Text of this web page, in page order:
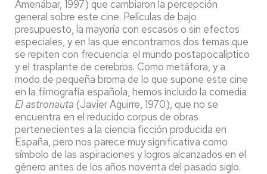
Amenábar, 1997) que cambiaron la percepción
general sobre este cine. Películas de bajo
presupuesto, la mayoría con escasos o sin efectos
especiales, y en las que encontramos dos temas que
se repiten con frecuencia: el mundo postapocalíptico
y el trasplante de cerebros. Como metáfora, y a
modo de pequeña broma de lo que supone este cine
en la filmografía española, hemos incluido la comedia
El astronauta (Javier Aguirre, 1970), que no se
encuentra en el reducido corpus de obras
pertenecientes a la ciencia ficción producida en
España, pero nos parece muy significativa como
símbolo de las aspiraciones y logros alcanzados en el
género antes de los años noventa del pasado siglo.